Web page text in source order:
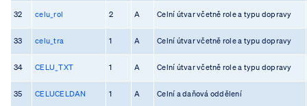
32 celu_rol 2 A Celní útvar včetně role a typu dopravy
33 celu_tra 1 A Celní útvar včetně role a typu dopravy
34 CELU_TXT 1 A Celní útvar včetně role a typu dopravy
35 CELUCELDAN 1 A Celní a daňová oddělení